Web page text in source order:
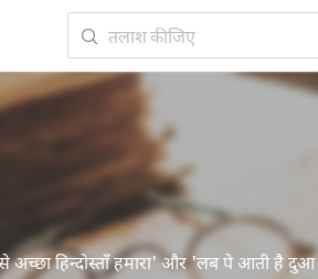
से अच्छा हिन्दोस्ताँ हमारा' और 'लब पे आती है